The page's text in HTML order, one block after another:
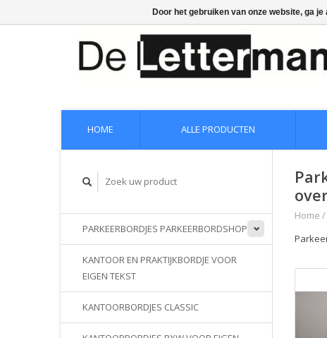
HOME ALLE PRODUCTEN
PARKEERBORDJES PARKEERBORDSHOP
KANTOOR EN PRAKTIJKBORDJE VOOR
EIGEN TEKST
KANTOORBORDJES CLASSIC
Home /
Door het gebruiken van onze website, ga